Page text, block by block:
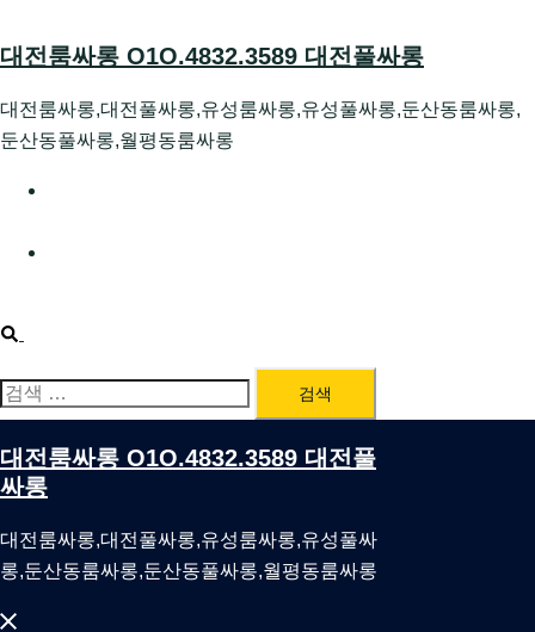
to
대전룸싸롱 O1O.4832.3589 대전풀싸롱
대전룸싸롱,대전풀싸롱,유성룸싸롱,유성풀싸롱,둔산동룸싸롱,
둔산동풀싸롱,월평동룸싸롱
Search
검
색:
대전룸싸롱 O1O.4832.3589 대전풀
싸롱
대전룸싸롱,대전풀싸롱,유성룸싸롱,유성풀싸
롱,둔산동룸싸롱,둔산동풀싸롱,월평동룸싸롱
Close